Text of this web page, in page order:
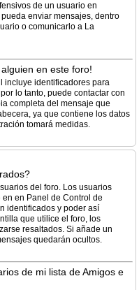
de un usuario en
enviar mensajes, dentro
o comunicarlo a La
en este foro!
incluye identificadores para
lo tanto, puede contactar con
completa del mensaje que
ya que contiene los datos
tomará medidas.
del foro. Los usuarios
en Panel de Control de
identificados y poder así
que utilice el foro, los
resaltados. Si añade un
quedarán ocultos.
de mi lista de Amigos e